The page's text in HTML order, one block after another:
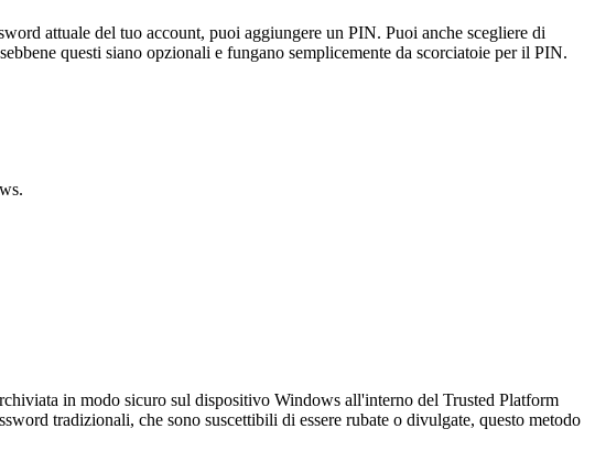
attuale del tuo account, puoi aggiungere un PIN. Puoi anche scegliere di
questi siano opzionali e fungano semplicemente da scorciatoie per il PIN.
in modo sicuro sul dispositivo Windows all'interno del Trusted Platform
tradizionali, che sono suscettibili di essere rubate o divulgate, questo metodo